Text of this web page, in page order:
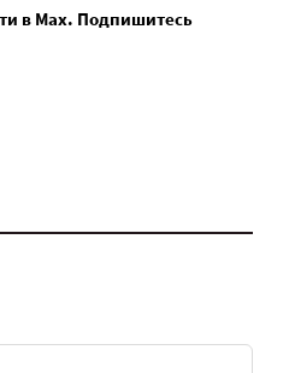
в Max. Подпишитесь